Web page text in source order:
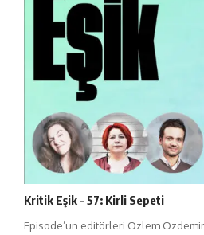
Kritik Eşik – 57: Kirli Sepeti
Episode’un editörleri Özlem